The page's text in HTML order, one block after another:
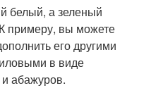
белый, а зеленый
примеру, вы можете
его другими
в виде
абажуров.